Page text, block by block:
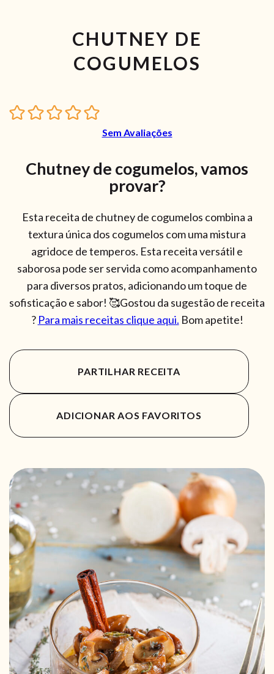
CHUTNEY DE
COGUMELOS
Sem Avaliações
Chutney de cogumelos, vamos
provar?
Esta receita de chutney de cogumelos combina a
textura única dos cogumelos com uma mistura
agridoce de temperos. Esta receita versátil e
saborosa pode ser servida como acompanhamento
para diversos pratos, adicionando um toque de
sofisticação e sabor! 🥰Gostou da sugestão de receita
? Para mais receitas clique aqui. Bom apetite!
PARTILHAR RECEITA
ADICIONAR AOS FAVORITOS